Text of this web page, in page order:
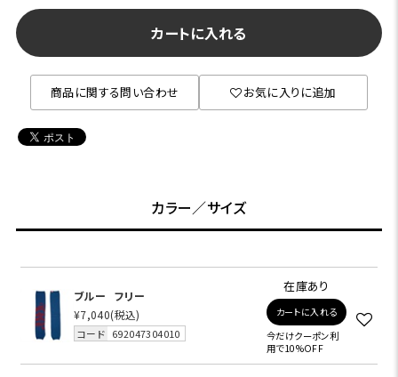
カートに入れる
商品に関する問い合わせ お気に入りに追加
カラー／サイズ
ブルー
フリー
¥7,040(税込)
コード 692047304010
在庫あり
カートに入れる
今だけクーポン利
用で10%OFF